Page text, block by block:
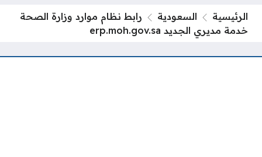
الرئيسية السعودية
رابط نظام موارد وزارة الصحة
خدمة مديري الجديد erp.moh.gov.sa